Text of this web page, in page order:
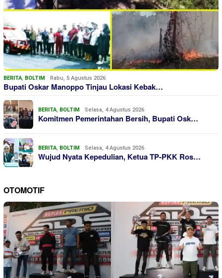
BERITA BOLTIM Rabu, 5 Agustus 2026
Bupati Oskar Manoppo Tinjau Lokasi Kebak…
BERITA BOLTIM Selasa, 4 Agustus 2026
Komitmen Pemerintahan Bersih, Bupati Osk…
BERITA BOLTIM Selasa, 4 Agustus 2026
Wujud Nyata Kepedulian, Ketua TP-PKK Ros…
OTOMOTIF